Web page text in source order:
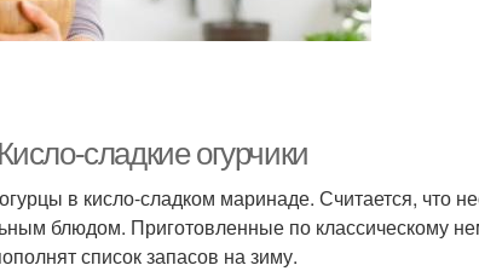
сладкие огурчики
в кисло-сладком маринаде. Считается, что
блюдом. Приготовленные по классическому
список запасов на зиму.